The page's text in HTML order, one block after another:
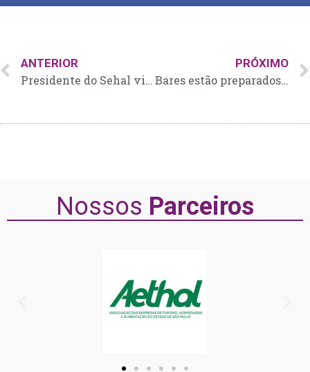
ANTERIOR
Presidente do Sehal visita Fispal 2026 e destaca a inovação no setor
PRÓXIMO
Bares estão preparados para a estreia da Seleção no próximo sábado (13)
Nossos Parceiros